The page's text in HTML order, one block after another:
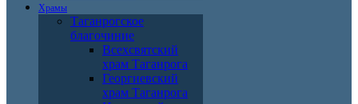
Храмы
Таганрогское
благочиние
Всехсвятский
храм Таганрога
Георгиевский
храм Таганрога